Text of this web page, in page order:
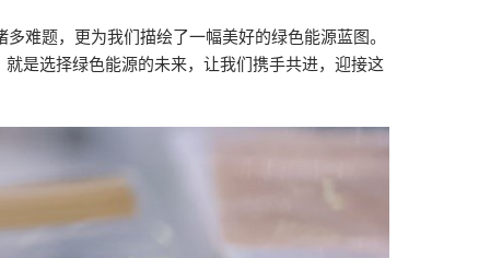
难题，更为我们描绘了一幅美好的绿色能源蓝图。
是选择绿色能源的未来，让我们携手共进，迎接这